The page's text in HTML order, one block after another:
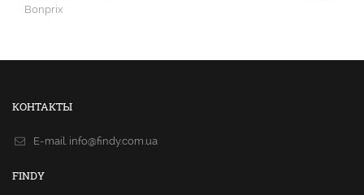
Bonprix
КОНТАКТЫ
E-mail. info@findy.com.ua
FINDY